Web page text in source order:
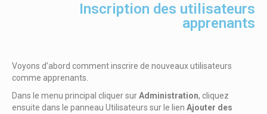
Inscription des utilisateurs
apprenants
Voyons d’abord comment inscrire de nouveaux utilisateurs
comme apprenants.
Dans le menu principal cliquer surAdministration, cliquez
ensuite dans le panneau Utilisateurs sur le lien Ajouter des